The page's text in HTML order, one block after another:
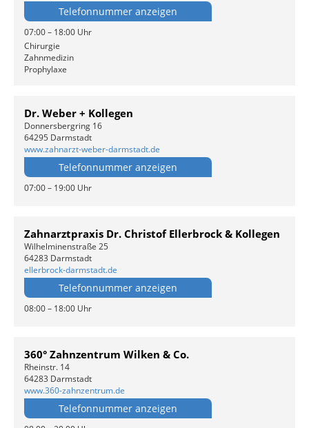
Telefonnummer anzeigen
07:00 – 18:00 Uhr
Chirurgie
Zahnmedizin
Prophylaxe
Dr. Weber + Kollegen
Donnersbergring 16
64295 Darmstadt
www.zahnarzt-weber-darmstadt.de
Telefonnummer anzeigen
07:00 – 19:00 Uhr
Zahnarztpraxis Dr. Christof Ellerbrock & Kollegen
Wilhelminenstraße 25
64283 Darmstadt
ellerbrock-darmstadt.de
Telefonnummer anzeigen
08:00 – 18:00 Uhr
360° Zahnzentrum Wilken & Co.
Rheinstr. 14
64283 Darmstadt
www.360-zahnzentrum.de
Telefonnummer anzeigen